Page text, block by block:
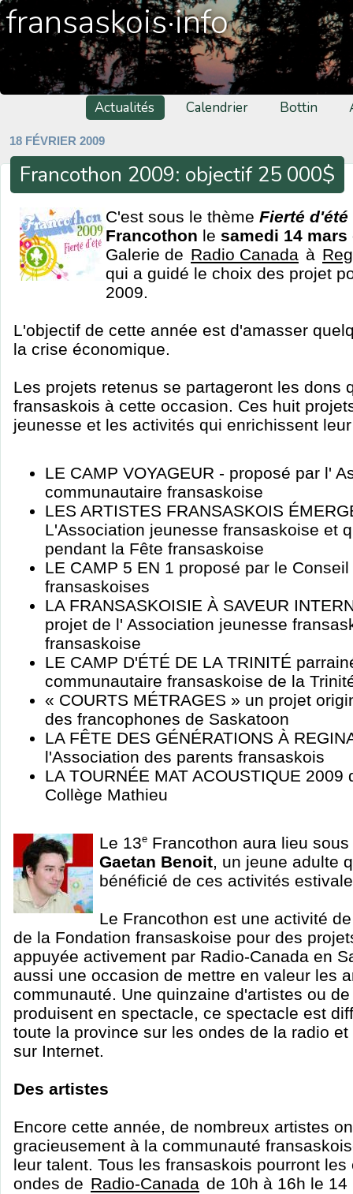
fransaskois·info
Actualités Calendrier Bottin
18 FÉVRIER 2009
Francothon 2009: objectif 25 000$
C'est sous le thème Fierté d'été
Francothon le samedi 14 mars
Galerie de Radio Canada à
qui a guidé le choix des projet
2009.
L'objectif de cette année est d'amasser
la crise économique.
Les projets retenus se partageront les dons
fransaskois à cette occasion. Ces huit
jeunesse et les activités qui enrichissent
LE CAMP VOYAGEUR - proposé par l'
communautaire fransaskoise
LES ARTISTES FRANSASKOIS
L'Association jeunesse fransaskoise et
pendant la Fête fransaskoise
LE CAMP 5 EN 1 proposé par le
fransaskoises
LA FRANSASKOISIE À SAVEUR
projet de l' Association jeunesse
fransaskoise
LE CAMP D'ÉTÉ DE LA TRINITÉ
communautaire fransaskoise de la
« COURTS MÉTRAGES » un projet
des francophones de Saskatoon
LA FÊTE DES GÉNÉRATIONS À
l'Association des parents fransaskois
LA TOURNÉE MAT ACOUSTIQUE
Collège Mathieu
Le 13e Francothon aura lieu
Gaetan Benoit, un jeune adulte
bénéficié de ces activités
Le Francothon est une activité
de la Fondation fransaskoise pour des
appuyée activement par Radio-Canada en
aussi une occasion de mettre en valeur les
communauté. Une quinzaine d'artistes ou
produisent en spectacle, ce spectacle est
toute la province sur les ondes de la radio
sur Internet.
Des artistes
Encore cette année, de nombreux artistes
gracieusement à la communauté
leur talent. Tous les fransaskois pourront
ondes de Radio-Canada de 10h à 16h le